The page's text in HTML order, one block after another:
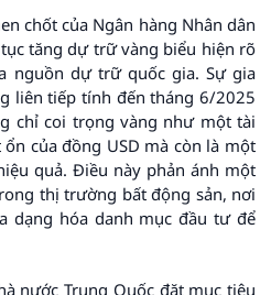
chốt của Ngân hàng Nhân dân
tăng dự trữ vàng biểu hiện rõ
nguồn dự trữ quốc gia. Sự gia
liên tiếp tính đến tháng 6/2025
chỉ coi trọng vàng như một tài
của đồng USD mà còn là một
quả. Điều này phản ánh một
thị trường bất động sản, nơi
dạng hóa danh mục đầu tư để
nước Trung Quốc đặt mục tiêu